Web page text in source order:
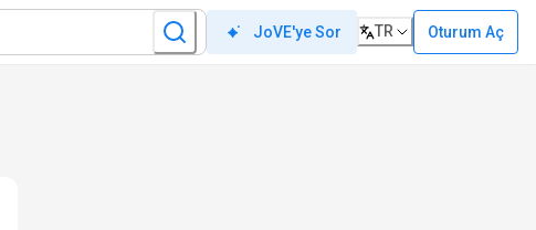
JoVE'ye Sor TR Oturum Aç